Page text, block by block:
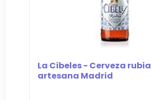
La Cibeles - Cerveza rubia
artesana Madrid